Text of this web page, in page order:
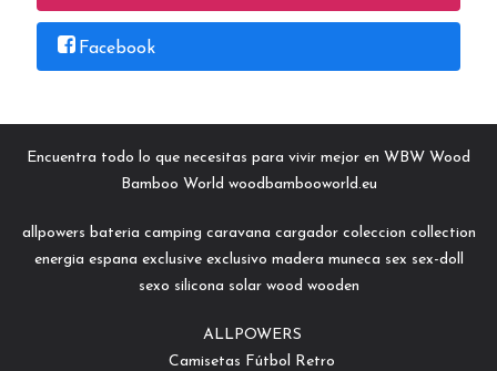
Facebook
Encuentra todo lo que necesitas para vivir mejor en WBW Wood
Bamboo World woodbambooworld.eu
allpowers bateria camping caravana cargador coleccion collection
energia espana exclusive exclusivo madera muneca sex sex-doll
sexo silicona solar wood wooden
ALLPOWERS
Camisetas Fútbol Retro